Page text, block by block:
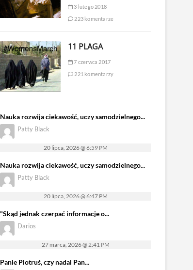
3 lutego 2018
223 komentarze
11 PLAGA
7 czerwca 2017
221 komentarzy
Nauka rozwija ciekawość, uczy samodzielnego...
Patty Black
20 lipca, 2026 @ 6:59 PM
Nauka rozwija ciekawość, uczy samodzielnego...
Patty Black
20 lipca, 2026 @ 6:47 PM
"Skąd jednak czerpać informacje o...
Darios
27 marca, 2026 @ 2:41 PM
Panie Piotruś, czy nadal Pan...